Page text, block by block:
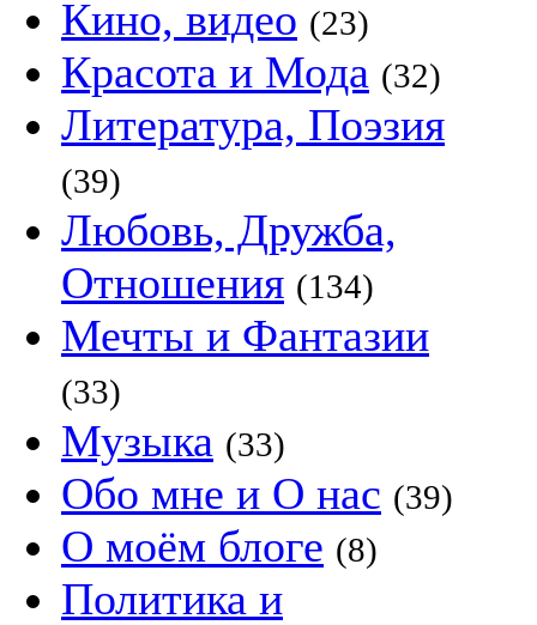
Кино, видео (23)
Красота и Мода (32)
Литература, Поэзия
(39)
Любовь, Дружба,
Отношения (134)
Мечты и Фантазии
(33)
Музыка (33)
Обо мне и О нас (39)
О моём блоге (8)
Политика и